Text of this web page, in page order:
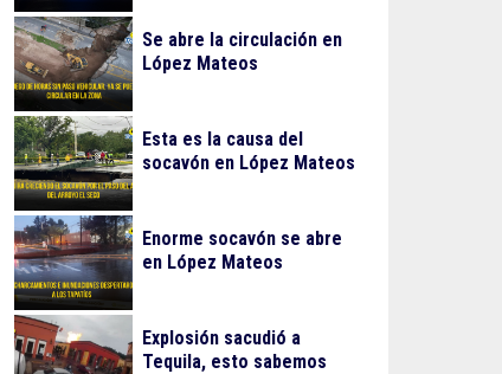
Se abre la circulación en
López Mateos
Esta es la causa del
socavón en López Mateos
Enorme socavón se abre
en López Mateos
Explosión sacudió a
Tequila, esto sabemos